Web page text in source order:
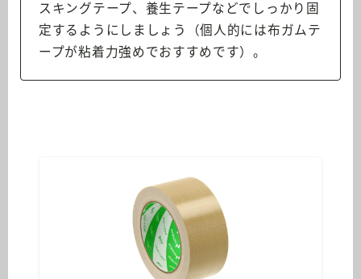
スキングテープ、養生テープなどでしっかり固
定するようにしましょう（個人的には布ガムテ
ープが粘着力強めでおすすめです）。